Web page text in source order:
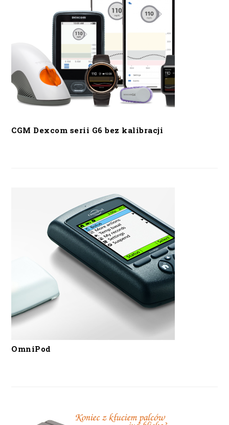
CGM Dexcom serii G6 bez kalibracji
OmniPod